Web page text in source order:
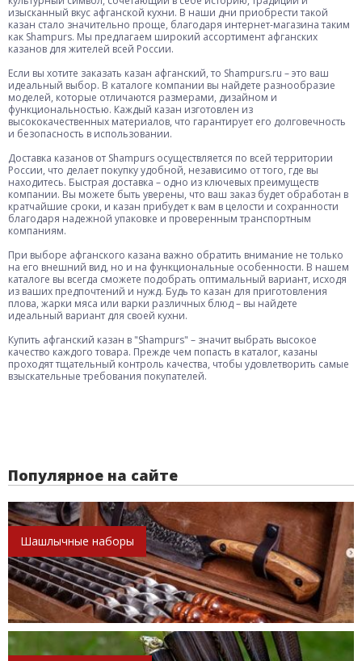
изысканный вкус афганской кухни. В наши дни приобрести такой
казан стало значительно проще, благодаря интернет-магазина таким
как Shampurs. Мы предлагаем широкий ассортимент афганских
казанов для жителей всей России.
Если вы хотите заказать казан афганский, то Shampurs.ru – это ваш
идеальный выбор. В каталоге компании вы найдете разнообразие
моделей, которые отличаются размерами, дизайном и
функциональностью. Каждый казан изготовлен из
высококачественных материалов, что гарантирует его долговечность
и безопасность в использовании.
Доставка казанов от Shampurs осуществляется по всей территории
России, что делает покупку удобной, независимо от того, где вы
находитесь. Быстрая доставка – одно из ключевых преимуществ
компании. Вы можете быть уверены, что ваш заказ будет обработан в
кратчайшие сроки, и казан прибудет к вам в целости и сохранности
благодаря надежной упаковке и проверенным транспортным
компаниям.
При выборе афганского казана важно обратить внимание не только
на его внешний вид, но и на функциональные особенности. В нашем
каталоге вы всегда сможете подобрать оптимальный вариант, исходя
из ваших предпочтений и нужд. Будь то казан для приготовления
плова, жарки мяса или варки различных блюд – вы найдете
идеальный вариант для своей кухни.
Купить афганский казан в "Shampurs" – значит выбрать высокое
качество каждого товара. Прежде чем попасть в каталог, казаны
проходят тщательный контроль качества, чтобы удовлетворить самые
взыскательные требования покупателей.
Популярное на сайте
Шашлычные наборы